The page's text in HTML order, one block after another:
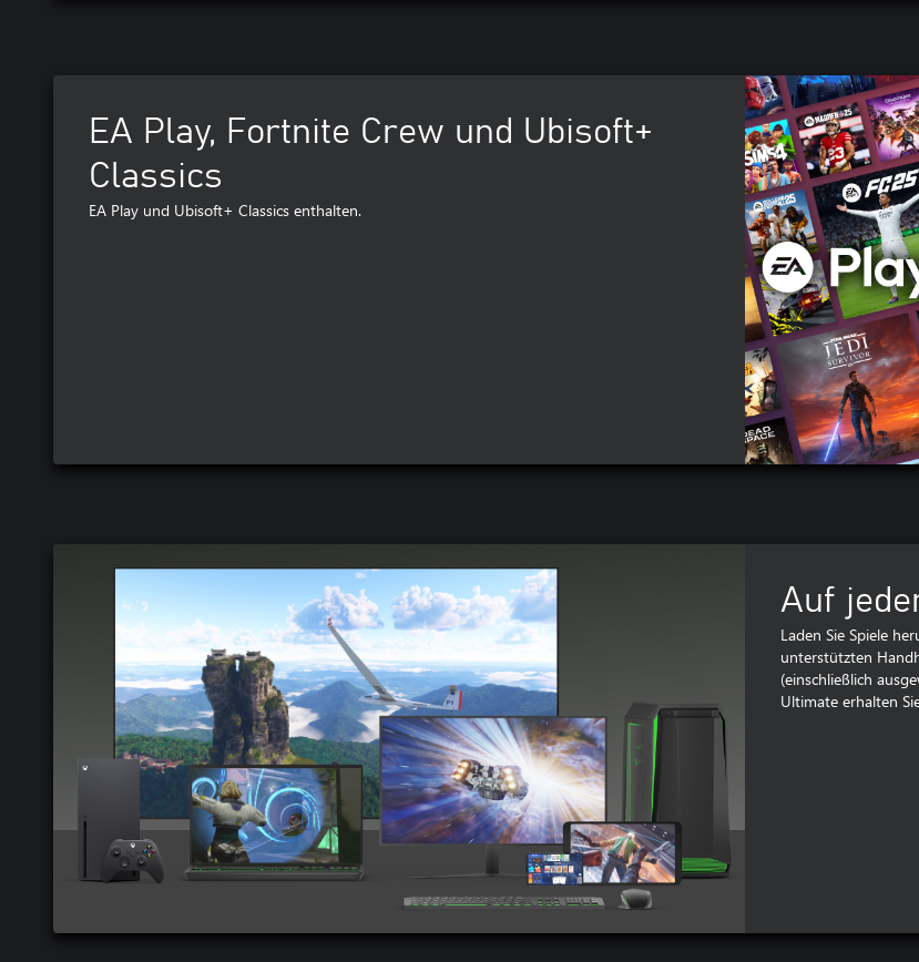
EA Play, Fortnite Crew und Ubisoft+
Classics
EA Play und Ubisoft+ Classics enthalten.
Auf
Laden Sie Spiele
unterstützten
(einschließlich
Ultimate erhalten